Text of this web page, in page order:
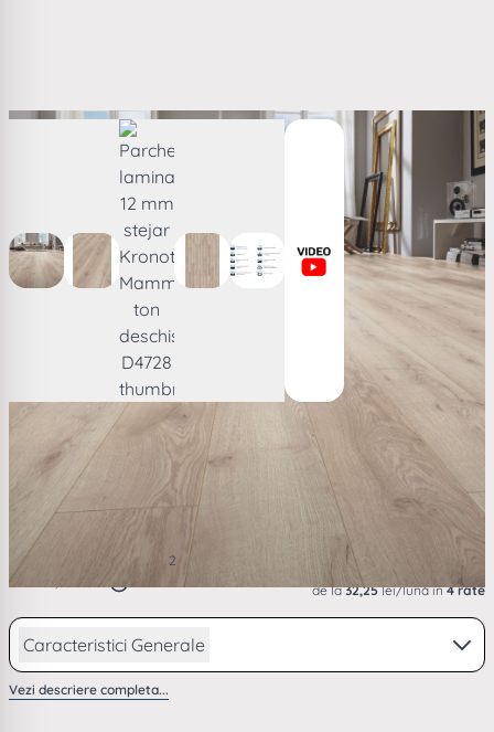
View larger image
View larger image
View larger image
View larger image
View larger image
Parchet laminat 12 mm stejar Kronotex Mammut ton
deschis D4728
131,16 RON
PRP
/ m
2
de la32,25lei/lună în4 rate
Caracteristici Generale
Vezi descriere completa...